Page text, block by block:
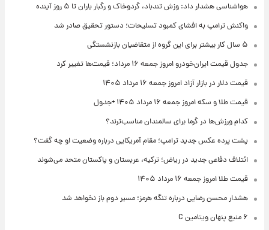
هواشناسی هشدار داد: وزش تندباد، گردوخاک و رگبار باران تا ۵ روز آینده
واکنش ترامپ به افشای کمبود تسلیحات؛ دستور تحقیق صادر شد
۵ سال کار بیشتر برای این گروه از متقاضیان بازنشستگی
جدول قیمت ایران‌خودرو امروز جمعه ۱۶ مرداد؛ قیمت‌ها تغییر کرد
قیمت دلار در بازار آزاد امروز جمعه ۱۶ مرداد ۱۴۰۵
قیمت طلا و سکه امروز جمعه ۱۶ مرداد ۱۴۰۵ +جدول
کدام ورزش‌ها در گرما برای سالمندان مناسب‌ترند؟
پشت پرده عکس جدید ترامپ؛ مقام آمریکایی درباره وضعیت او چه گفت؟
ائتلاف دفاعی جدید در ریاض؛ ترکیه، عربستان و پاکستان متحد می‌شوند
قیمت طلا امروز جمعه ۱۶ مرداد ۱۴۰۵
هشدار محسن رضایی درباره تنگه هرمز؛ مسیر دوم باز نخواهد شد
۶ منبع پنهان ویتامین C